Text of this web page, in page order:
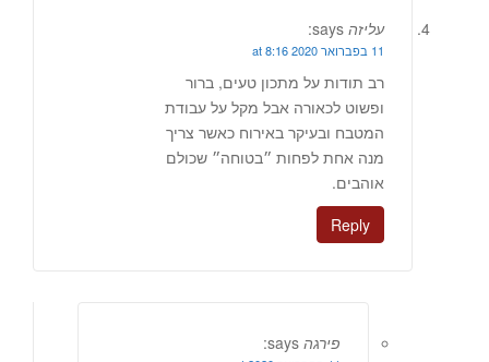
עליזה says:
11 בפברואר 2020 at 8:16
רב תודות על מתכון טעים, ברור
ופשוט לכאורה אבל מקל על עבודת
המטבח ובעיקר באירוח כאשר צריך
מנה אחת לפחות ״בטוחה״ שכולם
אוהבים.
Reply
פירגה says: